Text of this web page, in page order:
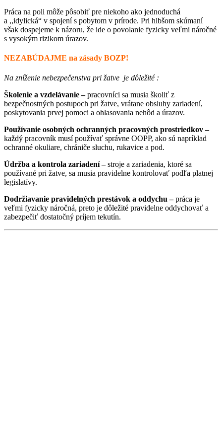
Práca na poli môže pôsobiť pre niekoho ako jednoduchá
a ,,idylická“ v spojení s pobytom v prírode. Pri hlbšom skúmaní
však dospejeme k názoru, že ide o povolanie fyzicky veľmi náročné
s vysokým rizikom úrazov.
NEZABÚDAJME na zásady BOZP!
Na zníženie nebezpečenstva pri žatve je dôležité :
Školenie a vzdelávanie –pracovníci sa musia školiť z
bezpečnostných postupoch pri žatve, vrátane obsluhy zariadení,
poskytovania prvej pomoci a ohlasovania nehôd a úrazov.
Používanie osobných ochranných pracovných prostriedkov –
každý pracovník musí používať správne OOPP, ako sú napríklad
ochranné okuliare, chrániče sluchu, rukavice a pod.
Údržba a kontrola zariadení –stroje a zariadenia, ktoré sa
používané pri žatve, sa musia pravidelne kontrolovať podľa platnej
legislatívy.
Dodržiavanie pravidelných prestávok a oddychu –práca je
veľmi fyzicky náročná, preto je dôležité pravidelne oddychovať a
zabezpečiť dostatočný príjem tekutín.